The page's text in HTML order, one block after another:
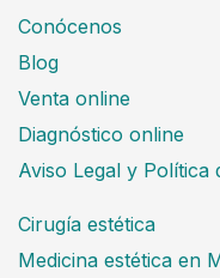
Conócenos
Blog
Venta online
Diagnóstico online
Aviso Legal y Política
Cirugía estética
Medicina estética en